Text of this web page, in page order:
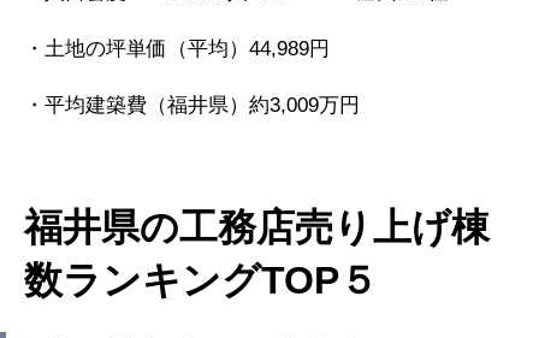
・土地の坪単価（平均）44,989円
・平均建築費（福井県）約3,009万円
福井県の工務店売り上げ棟
数ランキングTOP５